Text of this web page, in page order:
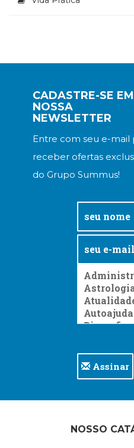
CADASTRE-SE EM
NOSSA
NEWSLETTER
Entre com seu e-mail
receber ofertas
do Grupo Summus!
Assinar
NOSSO